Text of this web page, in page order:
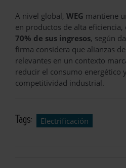
A nivel global, WEG mantiene
en productos de alta
70% de sus ingresos, según
firma considera que alianzas
relevantes en un contexto
reducir el consumo energético
competitividad industrial.
Tags: Electrificación